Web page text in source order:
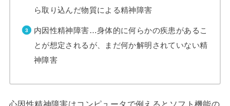
ら取り込んだ物質による精神障害
内因性精神障害…身体的に何らかの疾患があるこ
とが想定されるが、まだ何か解明されていない精
神障害
心因性精神障害はコンピュータで例えるとソフト機能の